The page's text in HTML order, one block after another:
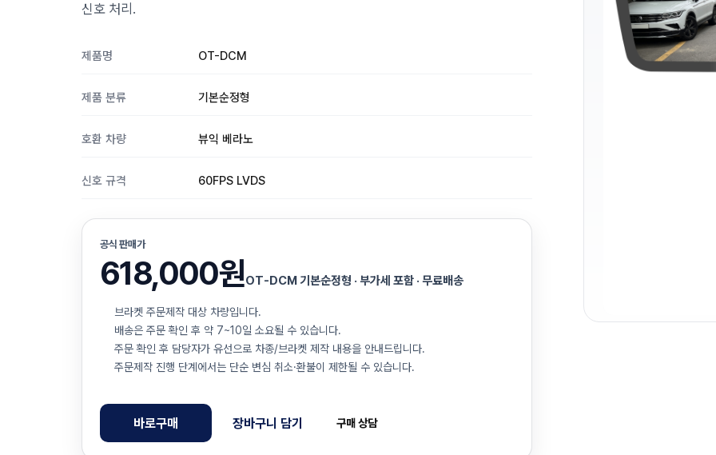
신호 처리.
제품명 OT-DCM
제품 분류 기본순정형
호환 차량 뷰익 베라노
신호 규격 60FPS LVDS
공식 판매가
618,000원OT-DCM 기본순정형 · 부가세 포함 · 무료배송
브라켓 주문제작 대상 차량입니다.
배송은 주문 확인 후 약 7~10일 소요될 수 있습니다.
주문 확인 후 담당자가 유선으로 차종/브라켓 제작 내용을 안내드립니다.
주문제작 진행 단계에서는 단순 변심 취소·환불이 제한될 수 있습니다.
바로구매 장바구니 담기 구매 상담